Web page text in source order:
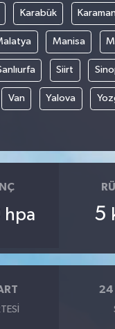
Karabük
Manisa
Siirt
Van Yalova
hpa 5
24